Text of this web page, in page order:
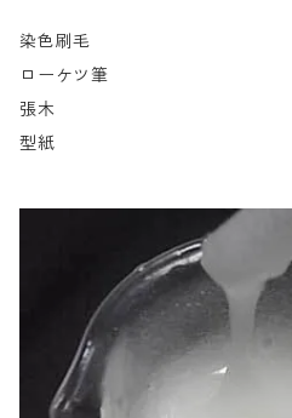
染色刷毛
ローケツ筆
張木
型紙